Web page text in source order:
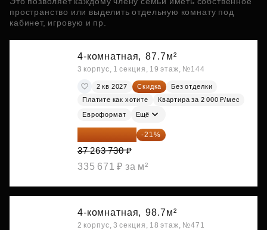
пространство или выделить отдельную комнату под
кабинет, игровую и пр.
4-комнатная, 87.7м²
3 корпус, 1 секция, 19 этаж, №144
2 кв 2027 Скидка
Без отделки
Платите как хотите
Квартира за 2 000 ₽/мес
Евроформат Ещё
29 438 347 ₽ -21%
37 263 730 ₽
335 671 ₽ за м²
4-комнатная, 98.7м²
2 корпус, 3 секция, 18 этаж, №471